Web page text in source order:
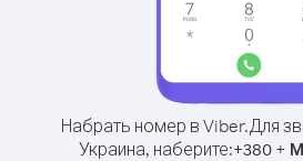
Набрать номер в Viber.Для
Украина, наберите:+380+